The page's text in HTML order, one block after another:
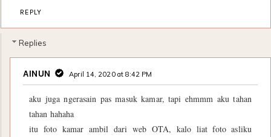
REPLY
Replies
AINUN April 14, 2020 at 8:42 PM
aku juga ngerasain pas masuk kamar, tapi ehmmm aku tahan
tahan hahaha
itu foto kamar ambil dari web OTA, kalo liat foto asliku